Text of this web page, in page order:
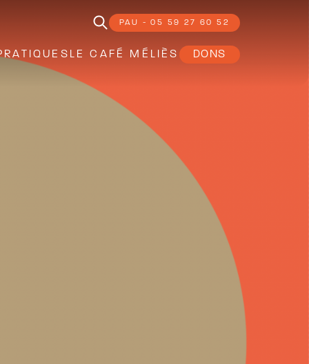
PAU - 05 59 27 60 52
LE CAFÉ MÉLIÈS DONS